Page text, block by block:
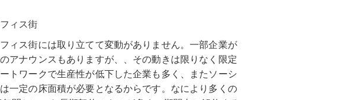
ィス街
ィス街には取り立てて変動がありません。一部企業が
アナウンスもありますが、、その動きは限りなく限定
トワークで生産性が低下した企業も多く、またソーシ
一定の床面積が必要となるからです。なにより多くの